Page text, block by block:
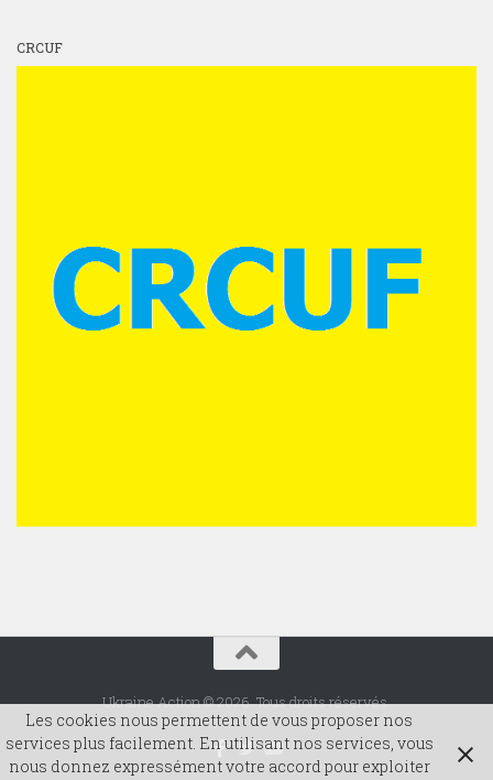
CRCUF
Ukraine Action © 2026. Tous droits réservés.
Les cookies nous permettent de vous proposer nos
services plus facilement. En utilisant nos services, vous
nous donnez expressément votre accord pour exploiter